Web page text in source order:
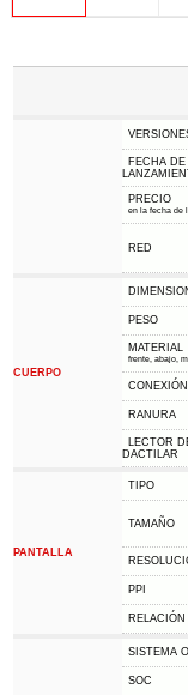
FECHA DE
PRECIO
en la fecha de
RED
CUERPO
PESO
MATERIAL
frente, abajo,
CONEXIÓN
RANURA
LECTOR
DACTILAR
PANTALLA
TIPO
TAMAÑO
PPI
RELACIÓN
SISTEMA
SOC